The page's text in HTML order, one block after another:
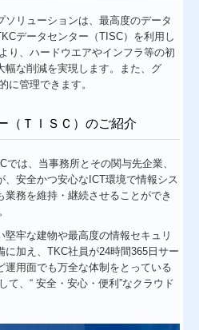
ソリューションは、最高度のデータ
データセンター（TISC）を利用し
り、ハードウエアやインフラ等の初
幅な削減を実現します。また、グ
に管理できます。
（ＴＩＳＣ）のご紹介
は、当事務所とその関与先企業、
安全かつ安心なICT環境で情報シス
務を維持・継続させることができ
牢な建物や最高度の情報セキュリ
に加え、TKC社員が24時間365日サー
運用面でも万全な体制をとっている
て、“ 安全・安心・便利”なクラウド